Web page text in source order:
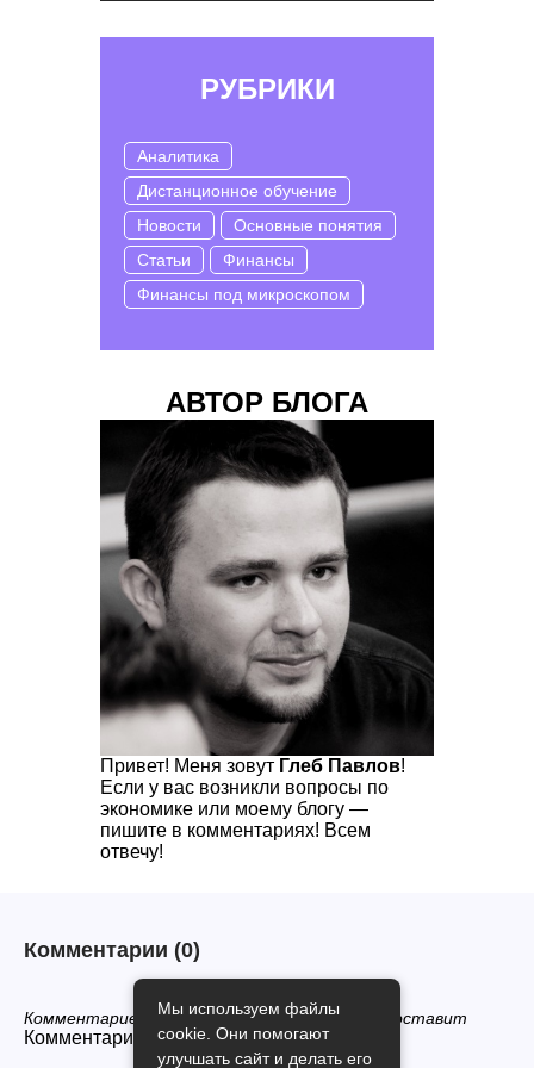
РУБРИКИ
Аналитика
Дистанционное обучение
Новости
Основные понятия
Статьи
Финансы
Финансы под микроскопом
АВТОР БЛОГА
Привет! Меня зовут Глеб Павлов!
Если у вас возникли вопросы по
экономике или моему блогу —
пишите в комментариях! Всем
отвечу!
Комментарии (0)
Комментариев нет, будьте первым кто его оставит
Комментарии закрыты.
Мы используем файлы
cookie. Они помогают
улучшать сайт и делать его